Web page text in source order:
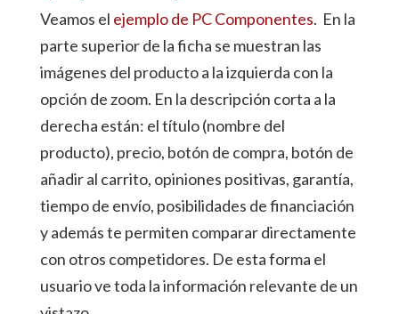
Veamos el ejemplo de PC Componentes. En la
parte superior de la ficha se muestran las
imágenes del producto a la izquierda con la
opción de zoom. En la descripción corta a la
derecha están: el título (nombre del
producto), precio, botón de compra, botón de
añadir al carrito, opiniones positivas, garantía,
tiempo de envío, posibilidades de financiación
y además te permiten comparar directamente
con otros competidores. De esta forma el
usuario ve toda la información relevante de un